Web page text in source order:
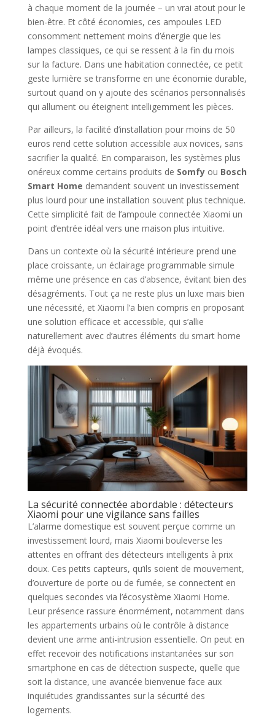
à chaque moment de la journée – un vrai atout pour le
bien-être. Et côté économies, ces ampoules LED
consomment nettement moins d’énergie que les
lampes classiques, ce qui se ressent à la fin du mois
sur la facture. Dans une habitation connectée, ce petit
geste lumière se transforme en une économie durable,
surtout quand on y ajoute des scénarios personnalisés
qui allument ou éteignent intelligemment les pièces.
Par ailleurs, la facilité d’installation pour moins de 50
euros rend cette solution accessible aux novices, sans
sacrifier la qualité. En comparaison, les systèmes plus
onéreux comme certains produits de Somfyou Bosch
Smart Home demandent souvent un investissement
plus lourd pour une installation souvent plus technique.
Cette simplicité fait de l’ampoule connectée Xiaomi un
point d’entrée idéal vers une maison plus intuitive.
Dans un contexte où la sécurité intérieure prend une
place croissante, un éclairage programmable simule
même une présence en cas d’absence, évitant bien des
désagréments. Tout ça ne reste plus un luxe mais bien
une nécessité, et Xiaomi l’a bien compris en proposant
une solution efficace et accessible, qui s’allie
naturellement avec d’autres éléments du smart home
déjà évoqués.
La sécurité connectée abordable : détecteurs
Xiaomi pour une vigilance sans failles
L’alarme domestique est souvent perçue comme un
investissement lourd, mais Xiaomi bouleverse les
attentes en offrant des détecteurs intelligents à prix
doux. Ces petits capteurs, qu’ils soient de mouvement,
d’ouverture de porte ou de fumée, se connectent en
quelques secondes via l’écosystème Xiaomi Home.
Leur présence rassure énormément, notamment dans
les appartements urbains où le contrôle à distance
devient une arme anti-intrusion essentielle. On peut en
effet recevoir des notifications instantanées sur son
smartphone en cas de détection suspecte, quelle que
soit la distance, une avancée bienvenue face aux
inquiétudes grandissantes sur la sécurité des
logements.